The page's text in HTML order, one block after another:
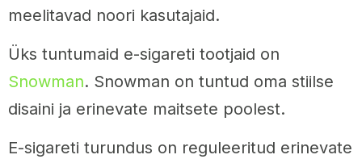
meelitavad noori kasutajaid.
Üks tuntumaid e-sigareti tootjaid on
Snowman. Snowman on tuntud oma stiilse
disaini ja erinevate maitsete poolest.
E-sigareti turundus on reguleeritud erinevate